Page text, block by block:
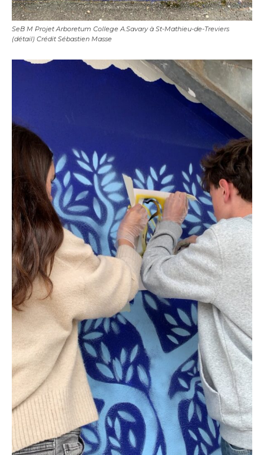
Adresse email*
SeB M Projet Arboretum College A.Savary à St-Mathieu-de-Treviers
(détail) Crédit Sébastien Masse